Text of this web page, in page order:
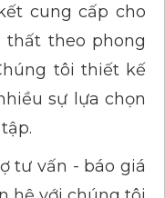
cung cấp cho
thất theo phong
tôi thiết kế
sự lựa chọn
tư vấn - báo giá